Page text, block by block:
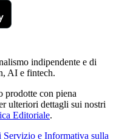
indipendente e di
AI e fintech.
prodotte con piena
ulteriori dettagli sui nostri
Editoriale.
Servizio e Informativa sulla